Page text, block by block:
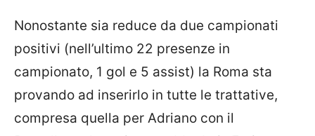
Nonostante sia reduce da due campionati
positivi (nell’ultimo 22 presenze in
campionato, 1 gol e 5 assist) la Roma sta
provando ad inserirlo in tutte le trattative,
compresa quella per Adriano con il